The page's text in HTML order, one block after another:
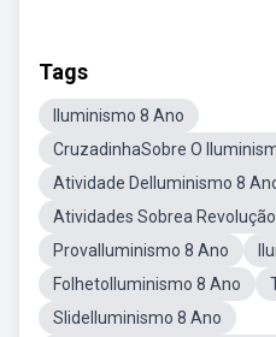
Tags
Iluminismo 8 Ano
CruzadinhaSobre O
Atividade DeIluminismo 8
Atividades Sobrea
ProvaIluminismo 8 Ano
FolhetoIluminismo 8 Ano
SlideIluminismo 8 Ano